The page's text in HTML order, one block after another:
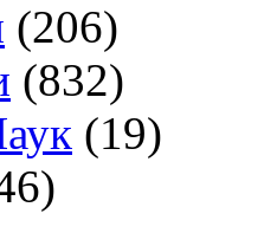
(206)
(832)
(19)